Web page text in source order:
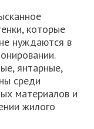
которые
нуждаются в
янтарные,
среди
материалов и
жилого